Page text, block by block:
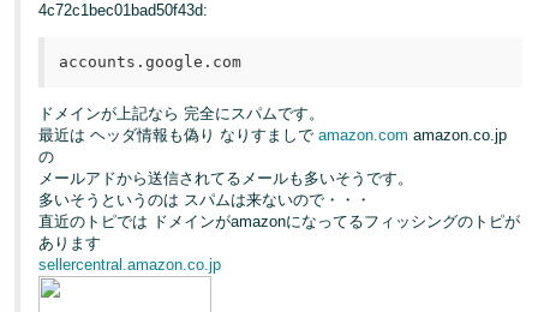
4c72c1bec01bad50f43d:
accounts.google.com
ドメインが上記なら 完全にスパムです。
最近は ヘッダ情報も偽り なりすましでamazon.com amazon.co.jp
の
メールアドから送信されてるメールも多いそうです。
多いそうというのは スパムは来ないので・・・
直近のトピでは ドメインがamazonになってるフィッシングのトピが
あります
sellercentral.amazon.co.jp